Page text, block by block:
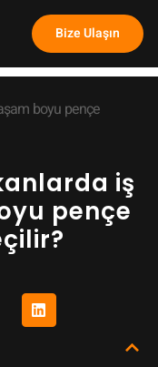
Bize Ulaşın
boyu pençe
iş
pençe